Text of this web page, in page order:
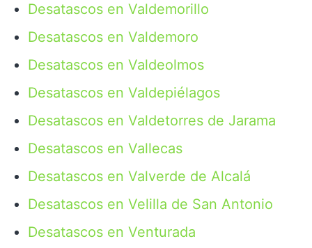
Desatascos en Valdemorillo
Desatascos en Valdemoro
Desatascos en Valdeolmos
Desatascos en Valdepiélagos
Desatascos en Valdetorres de Jarama
Desatascos en Vallecas
Desatascos en Valverde de Alcalá
Desatascos en Velilla de San Antonio
Desatascos en Venturada